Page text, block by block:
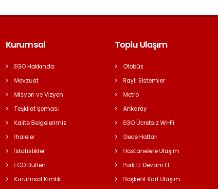
Kurumsal
EGO Hakkında
Mevzuat
Misyon ve Vizyon
Teşkilat Şeması
Kalite Belgelerimiz
İhaleler
İstatistikler
EGO Bülten
Kurumsal Kimlik
Toplu Ulaşım
Otobüs
Raylı Sistemler
Metro
Ankaray
EGO Ücretsiz Wi-Fi
Gece Hatları
Hastanelere Ulaşım
Park Et Devam Et
Başkent Kart Ulaşım